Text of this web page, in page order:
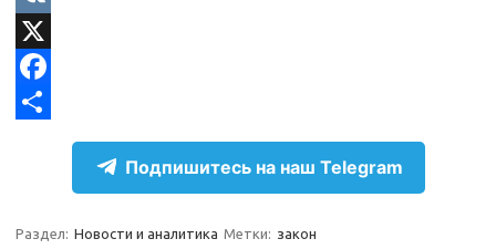
e
g
d
n
o
s
V
KX
F
bр
Подпишитесь на наш Telegram
Раздел: Новости и аналитика Метки: закон